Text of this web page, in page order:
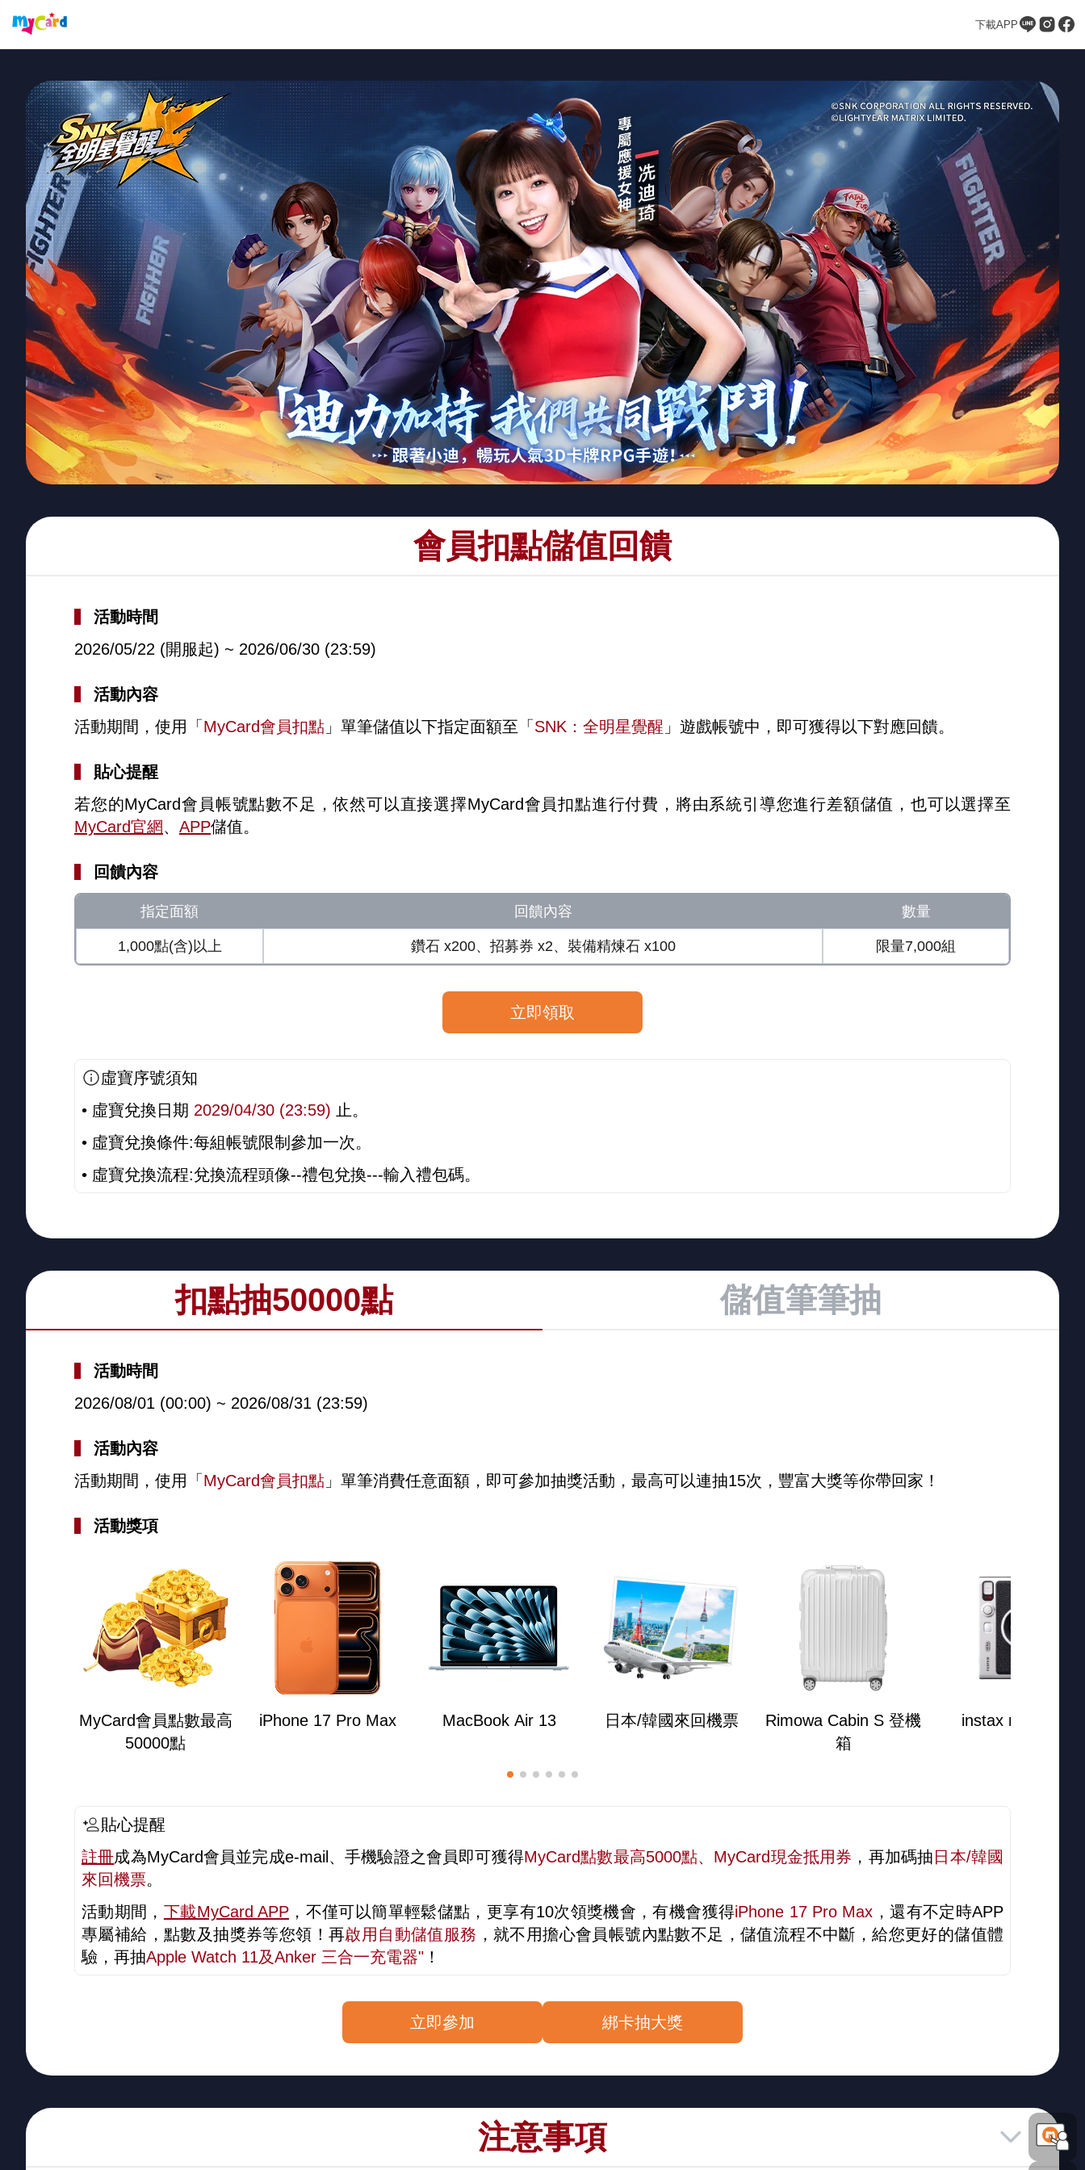
下載APP
會員扣點儲值回饋
活動時間
2026/05/22 (開服起) ~ 2026/06/30 (23:59)
活動內容
活動期間，使用「 MyCard會員扣點 」單筆儲值以下指定面額至「 SNK：全明星覺醒 」遊戲帳號中，即可獲得以下對應回饋。
貼心提醒
若您的MyCard會員帳號點數不足，依然可以直接選擇MyCard會員扣點進行付費，將由系統引導您進行差額儲值，也可以選擇至
MyCard官網、 APP儲值。
回饋內容
指定面額 回饋內容 數量
1,000點(含)以上 鑽石 x200、招募券 x2、裝備精煉石 x100 限量7,000組
立即領取
虛寶序號須知
• 虛寶兌換日期 2029/04/30 (23:59) 止。
• 虛寶兌換條件:每組帳號限制參加一次。
• 虛寶兌換流程:兌換流程頭像--禮包兌換---輸入禮包碼。
扣點抽50000點 儲值筆筆抽
活動時間
2026/08/01 (00:00) ~ 2026/08/31 (23:59)
活動內容
活動期間，使用「 MyCard會員扣點 」單筆消費任意面額，即可參加抽獎活動，最高可以連抽15次，豐富大獎等你帶回家！
活動獎項
MyCard會員點數最高
50000點
iPhone 17 Pro Max MacBook Air 13 日本/韓國來回機票
Rimowa Cabin S 登機
箱
instax mini Evo
貼心提醒
註冊成為MyCard會員並完成e-mail、手機驗證之會員即可獲得MyCard點數最高5000點、MyCard現金抵用券 ，再加碼抽 日本/韓國
來回機票。
活動期間， 下載MyCard APP，不僅可以簡單輕鬆儲點，更享有10次領獎機會，有機會獲得iPhone 17 Pro Max ，還有不定時APP
專屬補給，點數及抽獎券等您領！再啟用自動儲值服務 ，就不用擔心會員帳號內點數不足，儲值流程不中斷，給您更好的儲值體
驗，再抽Apple Watch 11及Anker 三合一充電器" ！
立即參加 綁卡抽大獎
注意事項